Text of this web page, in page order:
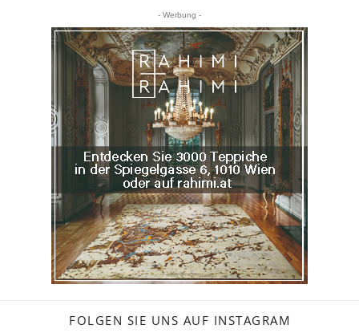
- Werbung -
FOLGEN SIE UNS AUF INSTAGRAM